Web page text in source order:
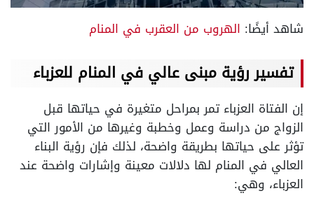
شاهد أيضًا: الهروب من العقرب في المنام
تفسير رؤية مبنى عالي في المنام للعزباء
إن الفتاة العزباء تمر بمراحل متغيرة في حياتها قبل
الزواج من دراسة وعمل وخطبة وغيرها من الأمور التي
تؤثر على حياتها بطريقة واضحة، لذلك فإن رؤية البناء
العالي في المنام لها دلالات معينة وإشارات واضحة عند
العزباء، وهي: